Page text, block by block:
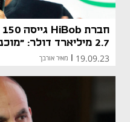
2.7 מיליארד דולר: "מוכנים להנפקה"
19.09.23 מאיר אורבך